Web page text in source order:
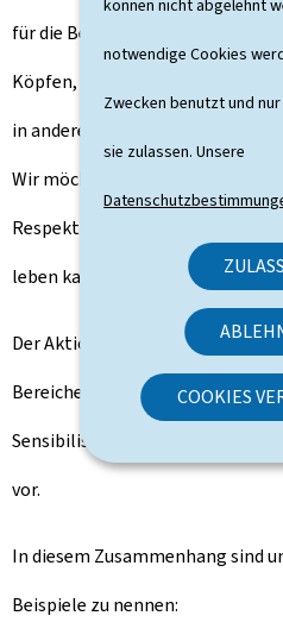
können nicht abgelehnt
notwendige Cookies
Zwecken benutzt und
sie zulassen. Unsere
COOKIES
für die Beseitigung von
Köpfen, sei es in der Schule,
in anderen Bereichen des
Wir möchten, dass jedes Kind
Respekt und Würde und mit
leben kann.
Der Aktionsplan sieht daher
Bereichen Beschäftigung,
Sensibilisierung,
vor.
In diesem Zusammenhang sind
Beispiele zu nennen: